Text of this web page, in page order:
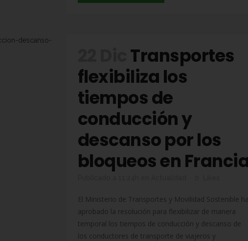
Transportes
flexibiliza los
tiempos de
conducción y
descanso por los
bloqueos en
El Ministerio de Transportes y Movilidad Sostenible
aprobado la resolución para flexibilizar de manera
temporal los tiempos de conducción y descanso de
los conductores de transporte de viajeros y